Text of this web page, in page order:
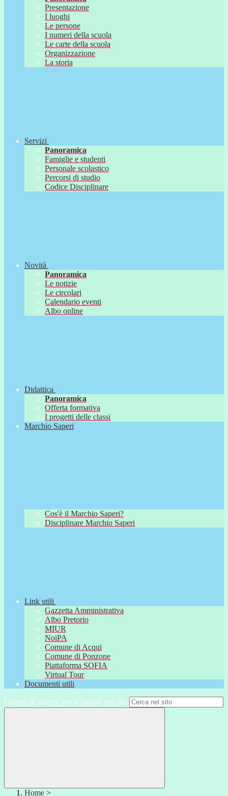
Presentazione
I luoghi
Le persone
I numeri della scuola
Le carte della scuola
Organizzazione
La storia
Servizi
Panoramica
Famiglie e studenti
Personale scolastico
Percorsi di studio
Codice Disciplinare
Novità
Panoramica
Le notizie
Le circolari
Calendario eventi
Albo online
Didattica
Panoramica
Offerta formativa
I progetti delle classi
Marchio Saperi
Cos'è il Marchio Saperi?
Disciplinare Marchio Saperi
Link utili
Gazzetta Amministrativa
Albo Pretorio
MIUR
NoiPA
Comune di Acqui
Comune di Ponzone
Piattaforma SOFIA
Virtual Tour
Documenti utili
Campo di ricerca per le pagine del sito
Home >